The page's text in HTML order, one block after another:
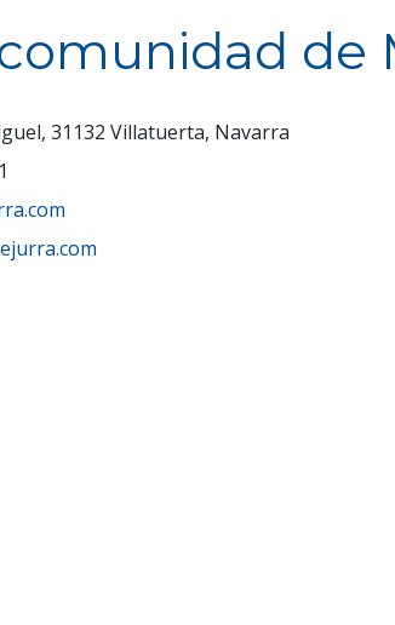
de
31132 Villatuerta, Navarra